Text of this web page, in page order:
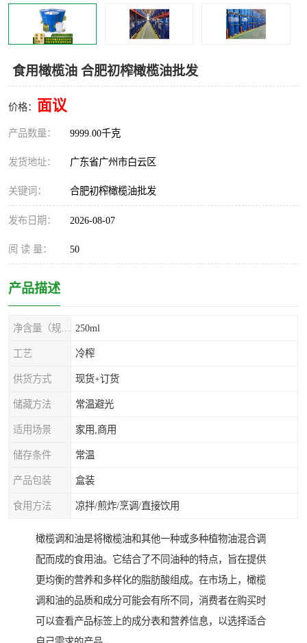
食用橄榄油 合肥初榨橄榄油批发
价格： 面议
产品数量： 9999.00千克
发货地址： 广东省广州市白云区
关键词： 合肥初榨橄榄油批发
发布日期： 2026-08-07
阅 读 量： 50
产品描述
250ml
工艺 冷榨
供货方式 现货+订货
储藏方法 常温避光
适用场景 家用,商用
储存条件 常温
产品包装 盒装
食用方法 凉拌/煎炸/烹调/直接饮用
橄榄调和油是将橄榄油和其他一种或多种植物油混合调
配而成的食用油。它结合了不同油种的特点，旨在提供
更均衡的营养和多样化的脂肪酸组成。在市场上，橄榄
调和油的品质和成分可能会有所不同，消费者在购买时
可以查看产品标签上的成分表和营养信息，以选择适合